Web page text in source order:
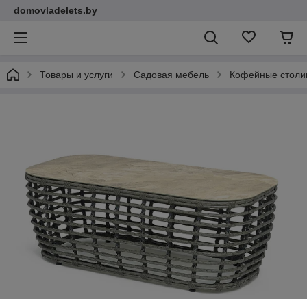
domovladelets.by
Товары и услуги Садовая мебель Кофейные